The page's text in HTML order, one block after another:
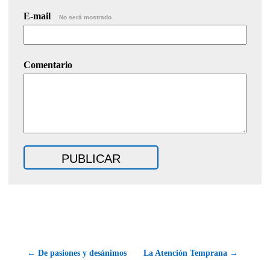
E-mail No será mostrado.
Comentario
← De pasiones y desánimos La Atención Temprana →